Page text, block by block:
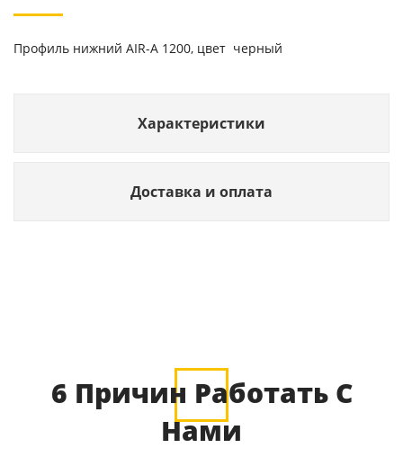
Профиль нижний AIR-А 1200, цвет черный
Характеристики
Доставка и оплата
6 Причин Работать С
Нами